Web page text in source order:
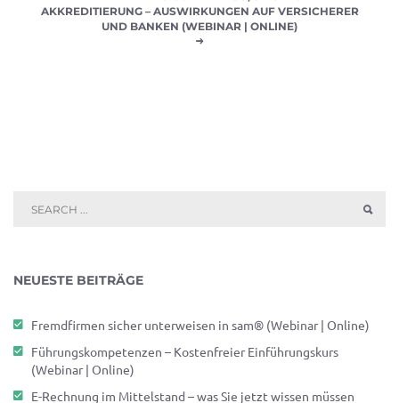
AKKREDITIERUNG – AUSWIRKUNGEN AUF VERSICHERER
UND BANKEN (WEBINAR | ONLINE)
NEUESTE BEITRÄGE
Fremdfirmen sicher unterweisen in sam® (Webinar | Online)
Führungskompetenzen – Kostenfreier Einführungskurs
(Webinar | Online)
E-Rechnung im Mittelstand – was Sie jetzt wissen müssen